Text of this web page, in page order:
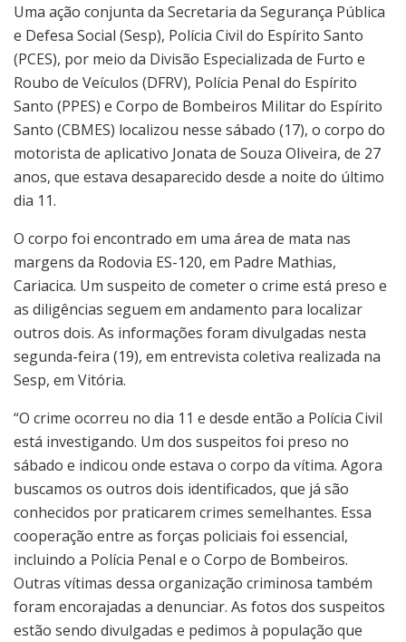
Uma ação conjunta da Secretaria da Segurança Pública
e Defesa Social (Sesp), Polícia Civil do Espírito Santo
(PCES), por meio da Divisão Especializada de Furto e
Roubo de Veículos (DFRV), Polícia Penal do Espírito
Santo (PPES) e Corpo de Bombeiros Militar do Espírito
Santo (CBMES) localizou nesse sábado (17), o corpo do
motorista de aplicativo Jonata de Souza Oliveira, de 27
anos, que estava desaparecido desde a noite do último
dia 11.
O corpo foi encontrado em uma área de mata nas
margens da Rodovia ES-120, em Padre Mathias,
Cariacica. Um suspeito de cometer o crime está preso e
as diligências seguem em andamento para localizar
outros dois. As informações foram divulgadas nesta
segunda-feira (19), em entrevista coletiva realizada na
Sesp, em Vitória.
“O crime ocorreu no dia 11 e desde então a Polícia Civil
está investigando. Um dos suspeitos foi preso no
sábado e indicou onde estava o corpo da vítima. Agora
buscamos os outros dois identificados, que já são
conhecidos por praticarem crimes semelhantes. Essa
cooperação entre as forças policiais foi essencial,
incluindo a Polícia Penal e o Corpo de Bombeiros.
Outras vítimas dessa organização criminosa também
foram encorajadas a denunciar. As fotos dos suspeitos
estão sendo divulgadas e pedimos à população que